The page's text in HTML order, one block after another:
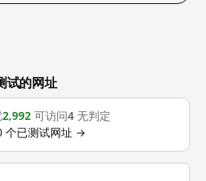
的网址
2,992 可访问4 无判定
个已测试网址 →